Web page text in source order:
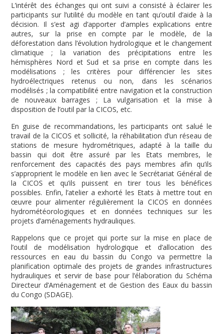
L’intérêt des échanges qui ont suivi a consisté à éclairer les
participants sur l’utilité du modèle en tant qu’outil d’aide à la
décision. Il s’est agi d’apporter d’amples explications entre
autres, sur la prise en compte par le modèle, de la
déforestation dans l’évolution hydrologique et le changement
climatique ; la variation des précipitations entre les
hémisphères Nord et Sud et sa prise en compte dans les
modélisations ; les critères pour différencier les sites
hydroélectriques retenus ou non, dans les scénarios
modélisés ; la compatibilité entre navigation et la construction
de nouveaux barrages ; La vulgarisation et la mise à
disposition de l’outil par la CICOS, etc.
En guise de recommandations, les participants ont salué le
travail de la CICOS et sollicité, la réhabilitation d’un réseau de
stations de mesure hydrométriques, adapté à la taille du
bassin qui doit être assuré par les Etats membres, le
renforcement des capacités des pays membres afin qu’ils
s’approprient le modèle en lien avec le Secrétariat Général de
la CICOS et qu’ils puissent en tirer tous les bénéfices
possibles. Enfin, l’atelier a exhorté les Etats à mettre tout en
œuvre pour alimenter régulièrement la CICOS en données
hydrométéorologiques et en données techniques sur les
projets d’aménagements hydrauliques.
Rappelons que ce projet qui porte sur la mise en place de
l’outil de modélisation hydrologique et d’allocation des
ressources en eau du bassin du Congo va permettre la
planification optimale des projets de grandes infrastructures
hydrauliques et servir de base pour l’élaboration du Schéma
Directeur d’Aménagement et de Gestion des Eaux du bassin
du Congo (SDAGE).